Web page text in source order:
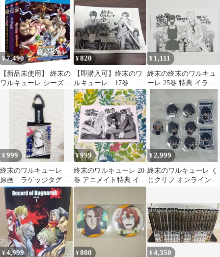
ット
¥7,490
【新品未使用】 終末の
ワルキューレ シーズン
1~シーズン3 【全話収
録】 ブルーレイ
¥820
【即購入可】終末のワ
ルキューレ 17巻 ア
ニメイト特典
¥ 1,111
終末の終末のワルキュ
ーレ 25巻 特典 イラス
トペーパー 書泉
¥999
終末のワルキューレ
原画 ラゲッジタグ
アクリルキーホルダー
アポロン
¥999
終末のワルキューレ 20
巻 アニメイト特典 イラ
ストカード ペーパー
¥2,999
終末のワルキューレ く
じクリフ オンラインく
¥4,999 ¥800 ¥4,350